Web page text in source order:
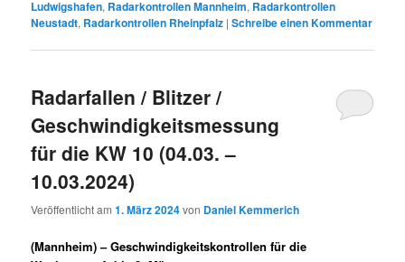
Ludwigshafen, Radarkontrollen Mannheim, Radarkontrollen
Neustadt, Radarkontrollen Rheinpfalz |Schreibe einen Kommentar
Radarfallen / Blitzer /
Geschwindigkeitsmessung
für die KW 10 (04.03. –
10.03.2024)
Veröffentlicht am1. März 2024von Daniel Kemmerich
(Mannheim) –Geschwindigkeitskontrollen für die